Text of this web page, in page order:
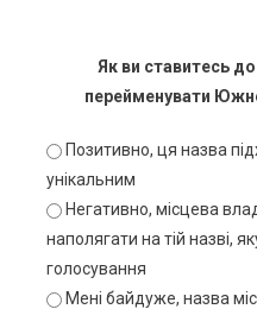
Як ви ставитесь
перейменувати
Позитивно, ця назва
унікальним
Негативно, місцева
наполягати на тій назві,
голосування
Мені байдуже, назва